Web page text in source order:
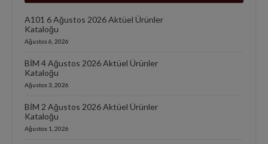
A101 6 Ağustos 2026 Aktüel Ürünler
Kataloğu
Ağustos 6, 2026
BİM 4 Ağustos 2026 Aktüel Ürünler
Kataloğu
Ağustos 3, 2026
BİM 2 Ağustos 2026 Aktüel Ürünler
Kataloğu
Ağustos 1, 2026